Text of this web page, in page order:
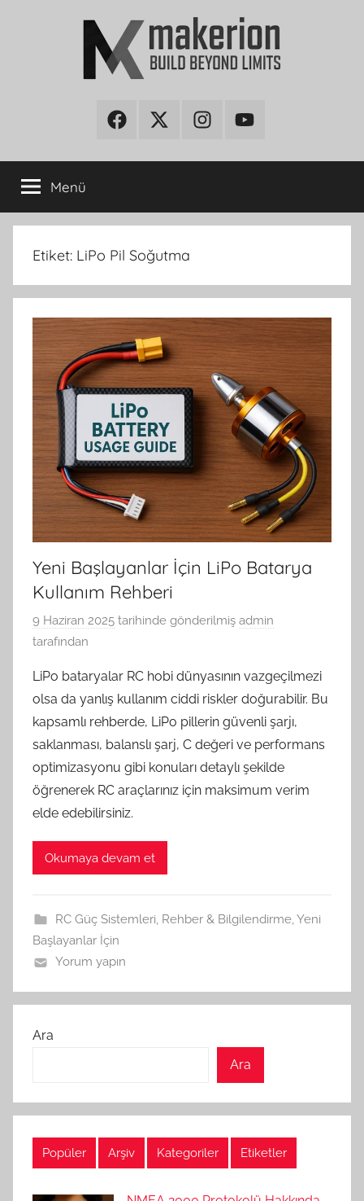
makerionFacebookTwitter InstagramYoutube
Menü
Etiket: LiPo Pil Soğutma
Yeni Başlayanlar İçin LiPo Batarya
Kullanım Rehberi
9 Haziran 2025 tarihinde gönderilmiş admin
tarafından
LiPo bataryalar RC hobi dünyasının vazgeçilmezi
olsa da yanlış kullanım ciddi riskler doğurabilir. Bu
kapsamlı rehberde, LiPo pillerin güvenli şarjı,
saklanması, balanslı şarj, C değeri ve performans
optimizasyonu gibi konuları detaylı şekilde
öğrenerek RC araçlarınız için maksimum verim
elde edebilirsiniz.
Okumaya devam et
RC Güç Sistemleri, Rehber & Bilgilendirme,Yeni
Başlayanlar İçin
Yorum yapın
Ara
Ara
Popüler Arşiv Kategoriler Etiketler